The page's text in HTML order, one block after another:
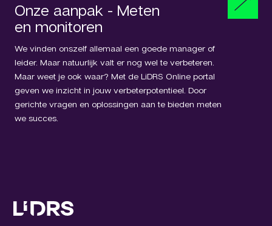
Onze aanpak - Meten
en monitoren
We vinden onszelf allemaal een goede manager of
leider. Maar natuurlijk valt er nog wel te verbeteren.
Maar weet je ook waar? Met de LiDRS Online portal
geven we inzicht in jouw verbeterpotentieel. Door
gerichte vragen en oplossingen aan te bieden meten
we succes.